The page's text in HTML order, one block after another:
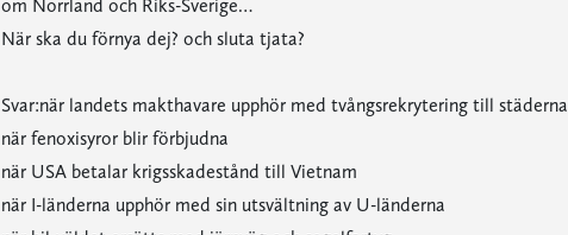
om Norrland och Riks-Sverige…
När ska du förnya dej? och sluta tjata?
Svar:när landets makthavare upphör med tvångsrekrytering till städerna
när fenoxisyror blir förbjudna
när USA betalar krigsskadestånd till Vietnam
när I-länderna upphör med sin utsvältning av U-länderna